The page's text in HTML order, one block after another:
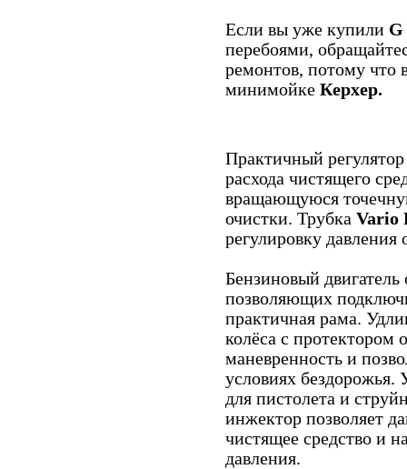
Если вы уже купили G
перебоями,
ремонтов, потому что
минимойке Керхер.
Практичный
расхода чистящего
вращающуюся
очистки. Трубка Vario
регулировку давления
Бензиновый двигатель
позволяющих
практичная рама.
колёса с протектором
маневренность и
условиях
для пистолета и
инжектор позволяет
чистящее средство и
давления.